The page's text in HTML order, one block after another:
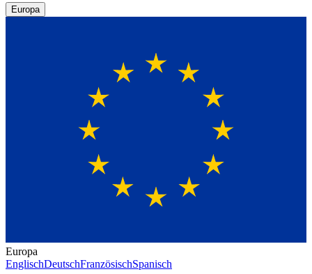
Europa
Europa
EnglischDeutschFranzösischSpanisch